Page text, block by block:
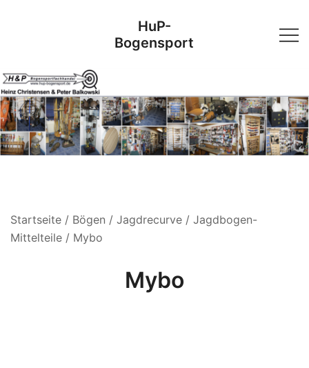
HuP-
Bogensport
Startseite / Bögen / Jagdrecurve / Jagdbogen-
Mittelteile / Mybo
Mybo